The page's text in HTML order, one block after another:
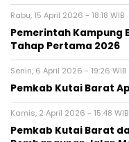
Rabu, 15 April 2026 - 18:18 WIB
Pemerintah Kampung
Tahap Pertama 2026
Senin, 6 April 2026 - 19:26 WIB
Pemkab Kutai Barat
Kamis, 2 April 2026 - 15:48 WIB
Pemkab Kutai Barat